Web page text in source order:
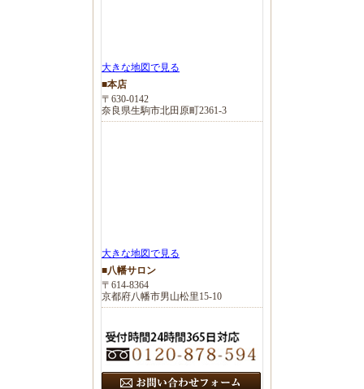
大きな地図で見る
■本店
〒630-0142
奈良県生駒市北田原町2361-3
大きな地図で見る
■八幡サロン
〒614-8364
京都府八幡市男山松里15-10